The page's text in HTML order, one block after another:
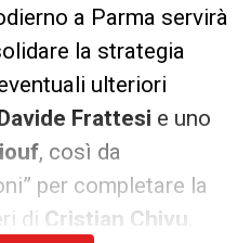
a Parma servirà
la strategia
ulteriori
Frattesi e uno
, così da
per completare la
di Cristian Chivu